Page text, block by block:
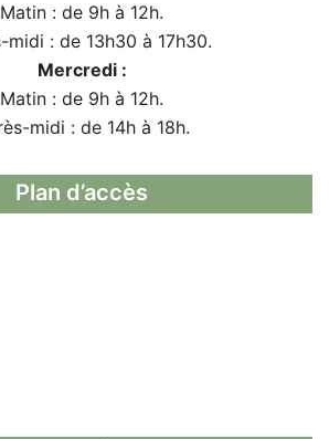
Matin : de 9h à 12h.
midi : de 13h30 à 17h30.
Mercredi :
Matin : de 9h à 12h.
midi : de 14h à 18h.
Plan d’accès